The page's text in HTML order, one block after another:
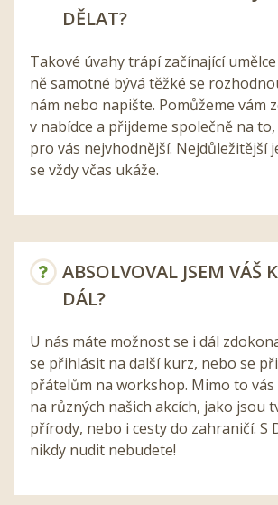
DĚLAT?
Takové úvahy trápí začínající
ně samotné bývá těžké se
nám nebo napište. Pomůžeme vám
v nabídce a přijdeme společně na
pro vás nejvhodnější. Nejdůležitější
se vždy včas ukáže.
ABSOLVOVAL JSEM VÁŠ
DÁL?
U nás máte možnost se i dál
se přihlásit na další kurz, nebo se
přátelům na workshop. Mimo to vás
na různých našich akcích, jako jsou
přírody, nebo i cesty do zahraničí. S
nikdy nudit nebudete!